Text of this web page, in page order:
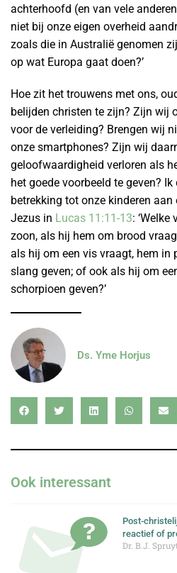
achterhoofd (en van vele
niet bij onze eigen overheid
zoals die in Australië genomen
op wat Europa gaat doen?’
Hoe zit het trouwens met ons,
belijden christen te zijn? Zijn wij
voor de verleiding? Brengen wij
onze smartphones? Zijn wij
geloofwaardigheid verloren als
het goede voorbeeld te geven?
betrekking tot onze kinderen aan
Jezus in Lucas 11:11-13:
zoon, als hij hem om brood
als hij om een vis vraagt, hem in
slang geven; of ook als hij om
schorpioen geven?’
Ds. Yme Horjus
Ook interessant
Post-
reactief of
Dr. B.J.